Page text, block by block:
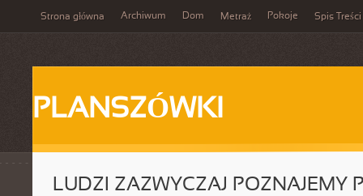
Strona główna Archiwum Dom Metraż Pokoje Spis Treści
PLANSZÓWKI
LUDZI ZAZWYCZAJ POZNAJEMY